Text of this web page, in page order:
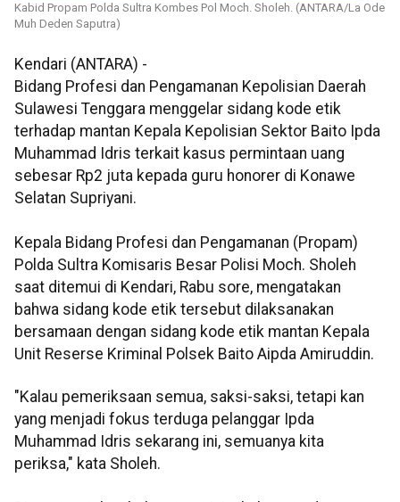
Kabid Propam Polda Sultra Kombes Pol Moch. Sholeh. (ANTARA/La Ode
Muh Deden Saputra)
Kendari (ANTARA) -
Bidang Profesi dan Pengamanan Kepolisian Daerah
Sulawesi Tenggara menggelar sidang kode etik
terhadap mantan Kepala Kepolisian Sektor Baito Ipda
Muhammad Idris terkait kasus permintaan uang
sebesar Rp2 juta kepada guru honorer di Konawe
Selatan Supriyani.
Kepala Bidang Profesi dan Pengamanan (Propam)
Polda Sultra Komisaris Besar Polisi Moch. Sholeh
saat ditemui di Kendari, Rabu sore, mengatakan
bahwa sidang kode etik tersebut dilaksanakan
bersamaan dengan sidang kode etik mantan Kepala
Unit Reserse Kriminal Polsek Baito Aipda Amiruddin.
"Kalau pemeriksaan semua, saksi-saksi, tetapi kan
yang menjadi fokus terduga pelanggar Ipda
Muhammad Idris sekarang ini, semuanya kita
periksa," kata Sholeh.